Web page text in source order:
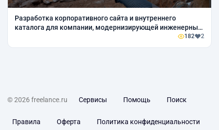
Разработка корпоративного сайта и внутреннего
каталога для компании, модернизирующей инженерные
182 2
© 2026 freelance.ru Сервисы Помощь Поиск
Правила Оферта Политика конфиденциальности